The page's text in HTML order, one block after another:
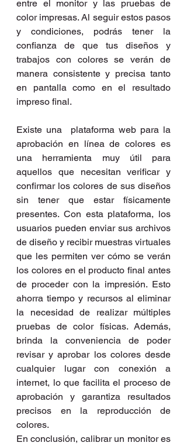
entre el monitor y las pruebas de
color impresas. Al seguir estos pasos
y condiciones, podrás tener la
confianza de que tus diseños y
trabajos con colores se verán de
manera consistente y precisa tanto
en pantalla como en el resultado
impreso final.
Existe una  plataforma web para la
aprobación en línea de colores es
una herramienta muy útil para
aquellos que necesitan verificar y
confirmar los colores de sus diseños
sin tener que estar físicamente
presentes. Con esta plataforma, los
usuarios pueden enviar sus archivos
de diseño y recibir muestras virtuales
que les permiten ver cómo se verán
los colores en el producto final antes
de proceder con la impresión. Esto
ahorra tiempo y recursos al eliminar
la necesidad de realizar múltiples
pruebas de color físicas. Además,
brinda la conveniencia de poder
revisar y aprobar los colores desde
cualquier lugar con conexión a
internet, lo que facilita el proceso de
aprobación y garantiza resultados
precisos en la reproducción de
colores.
En conclusión, calibrar un monitor es